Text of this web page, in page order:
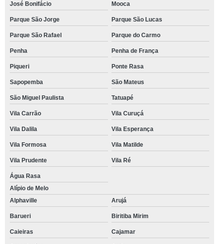
José Bonifácio Mooca
Parque São Jorge Parque São Lucas
Parque São Rafael Parque do Carmo
Penha Penha de França
Piqueri Ponte Rasa
Sapopemba São Mateus
São Miguel Paulista Tatuapé
Vila Carrão Vila Curuçá
Vila Dalila Vila Esperança
Vila Formosa Vila Matilde
Vila Prudente Vila Ré
Água Rasa
Alípio de Melo
Alphaville
Arujá
Barueri Biritiba Mirim
Caieiras Cajamar